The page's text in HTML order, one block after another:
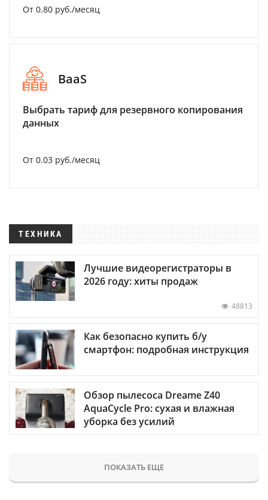
От 0.80 руб./месяц
BaaS
Выбрать тариф для резервного копирования
данных
От 0.03 руб./месяц
ТЕХНИКА
Лучшие видеорегистраторы в
2026 году: хиты продаж
48813
Как безопасно купить б/у
смартфон: подробная инструкция
Обзор пылесоса Dreame Z40
AquaCycle Pro: сухая и влажная
уборка без усилий
ПОКАЗАТЬ ЕЩЕ